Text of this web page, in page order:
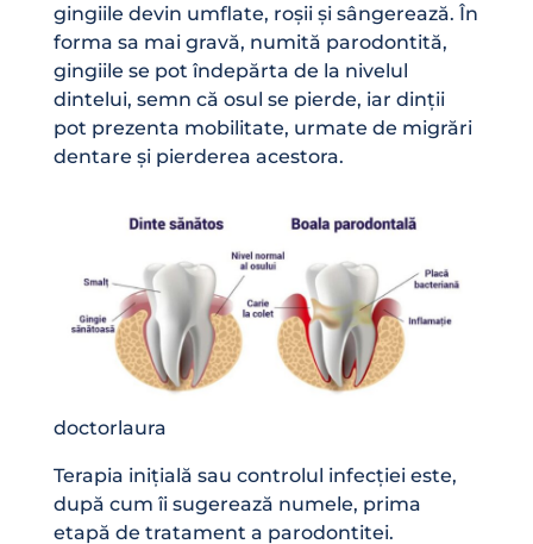
gingiile devin umflate, roșii și sângerează. În
forma sa mai gravă, numită parodontită,
gingiile se pot îndepărta de la nivelul
dintelui, semn că osul se pierde, iar dinții
pot prezenta mobilitate, urmate de migrări
dentare și pierderea acestora.
doctorlaura
Terapia inițială sau controlul infecției este,
după cum îi sugerează numele, prima
etapă de tratament a parodontitei.